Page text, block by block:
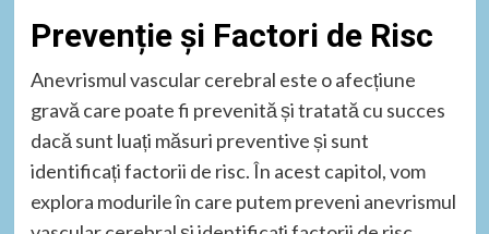
Prevenție și Factori de Risc
Anevrismul vascular cerebral este o afecțiune
gravă care poate fi prevenită și tratată cu succes
dacă sunt luați măsuri preventive și sunt
identificați factorii de risc. În acest capitol, vom
explora modurile în care putem preveni anevrismul